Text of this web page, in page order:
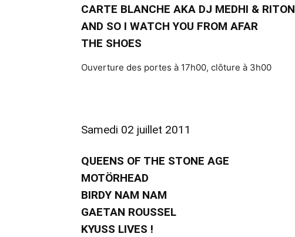
CARTE BLANCHE AKA DJ MEDHI & RITON
AND SO I WATCH YOU FROM AFAR
THE SHOES
Ouverture des portes à 17h00, clôture à 3h00
Samedi 02 juillet 2011
QUEENS OF THE STONE AGE
MOTÖRHEAD
BIRDY NAM NAM
GAETAN ROUSSEL
KYUSS LIVES !